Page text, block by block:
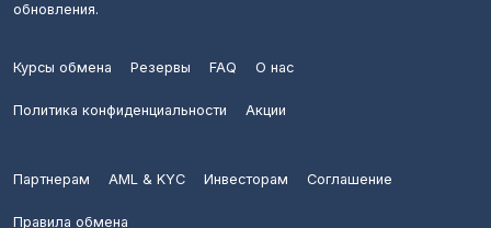
обновления.
Курсы обмена Резервы FAQ О нас
Политика конфиденциальности Акции
Партнерам AML & KYC Инвесторам Соглашение
Правила обмена